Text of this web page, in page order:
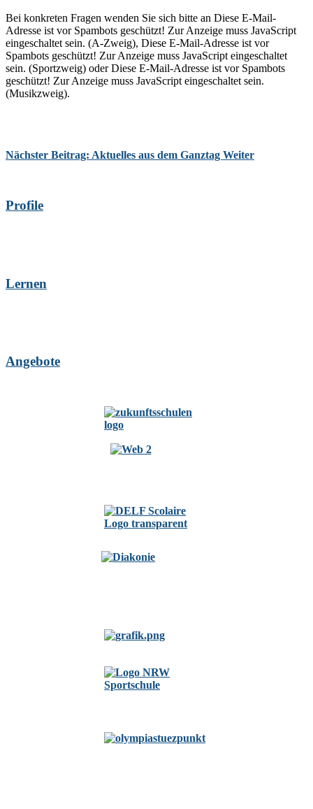
Bei konkreten Fragen wenden Sie sich bitte an Diese E-Mail-
Adresse ist vor Spambots geschützt! Zur Anzeige muss JavaScript
eingeschaltet sein. (A-Zweig), Diese E-Mail-Adresse ist vor
Spambots geschützt! Zur Anzeige muss JavaScript eingeschaltet
sein. (Sportzweig) oderDiese E-Mail-Adresse ist vor Spambots
geschützt! Zur Anzeige muss JavaScript eingeschaltet sein.
(Musikzweig).
Nächster Beitrag: Aktuelles aus dem Ganztag Weiter
Profile
Lernen
Angebote